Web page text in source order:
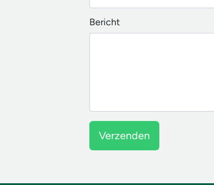
Bericht